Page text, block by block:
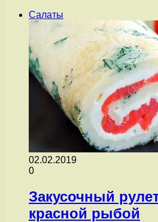
Салаты
02.02.2019
0
Закусочный
красной рыбой